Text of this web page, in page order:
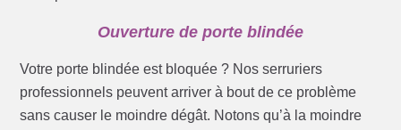
Ouverture de porte blindée
Votre porte blindée est bloquée ? Nos serruriers
professionnels peuvent arriver à bout de ce problème
sans causer le moindre dégât. Notons qu’à la moindre